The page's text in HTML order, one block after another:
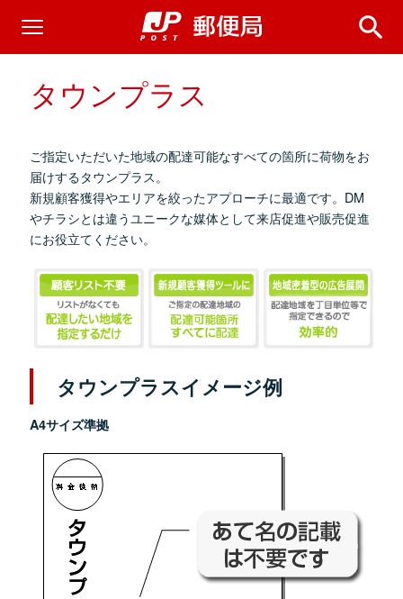
タウンプラス
ご指定いただいた地域の配達可能なすべての箇所に荷物をお
届けするタウンプラス。
新規顧客獲得やエリアを絞ったアプローチに最適です。DM
やチラシとは違うユニークな媒体として来店促進や販売促進
にお役立てください。
タウンプラスイメージ例
A4サイズ準拠